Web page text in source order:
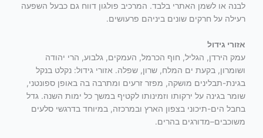
לבנה או לשמן האתרי בלבד. המרכיב פולגון דווח גם כבעל השפעה
רעילה על חרקים שונים ביניהם פרעושים.
אזורי גידול
עמק הירדן, הגליל, חוף הכרמל, העמקים, גלבוע, הרי יהודה
ושומרון, בקעת ים המלח, שרון, שפלה. אזורי גידול: נקלט בנקל
בגינת-תבלינים מושקה, מפזר זרעים ומתרבה בה באופן ספונטני,
שומר בגינה על ירקותו וזמינותו לקטיף במשך כל ימות השנה. גדל
בחבל הים-תיכוני בצפון הארץ ובמרכזה, במיוחד בדרגשי סלעים
משוכבים–מדורגים בהרים.